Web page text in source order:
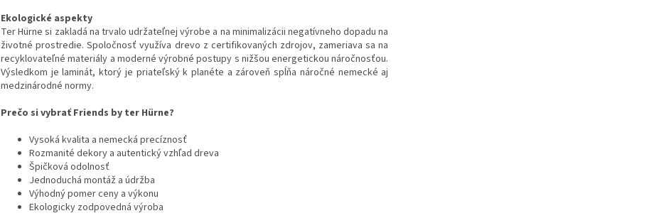
Ekologické aspekty
Ter Hürne si zakladá na trvalo udržateľnej výrobe a na minimalizácii negatívneho dopadu na
životné prostredie. Spoločnosť využíva drevo z certifikovaných zdrojov, zameriava sa na
recyklovateľné materiály a moderné výrobné postupy s nižšou energetickou náročnosťou.
Výsledkom je laminát, ktorý je priateľský k planéte a zároveň spĺňa náročné nemecké aj
medzinárodné normy.
Prečo si vybrať Friends by ter Hürne?
Vysoká kvalita a nemecká precíznosť
Rozmanité dekory a autentický vzhľad dreva
Špičková odolnosť
Jednoduchá montáž a údržba
Výhodný pomer ceny a výkonu
Ekologicky zodpovedná výroba